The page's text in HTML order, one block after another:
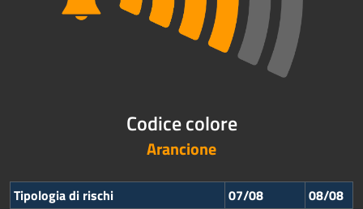
Codice colore
Arancione
Tipologia di rischi 07/08
08/08